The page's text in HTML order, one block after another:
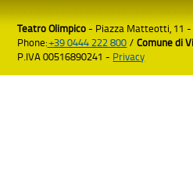
Teatro Olimpico- Piazza Matteotti, 11
Phone:+39 0444 222 800 /Comune di
P.IVA 00516890241 - Privacy